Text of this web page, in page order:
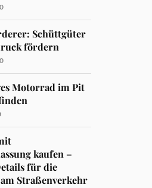
Schüttgüter
fördern
Motorrad im Pit
kaufen –
für die
Straßenverkehr